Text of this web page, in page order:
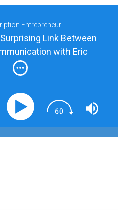
Entrepreneur
Link Between
with Eric
Turnnessen